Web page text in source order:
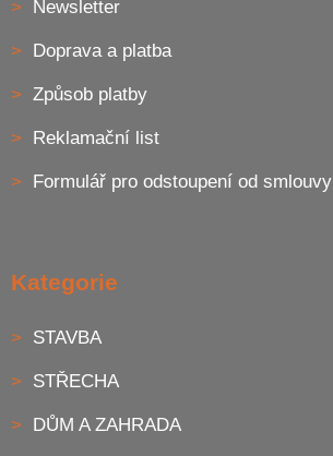
Newsletter
Doprava a platba
Způsob platby
Reklamační list
Formulář pro odstoupení od smlouvy
Kategorie
STAVBA
STŘECHA
DŮM A ZAHRADA